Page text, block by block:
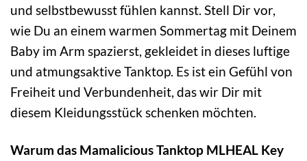
und selbstbewusst fühlen kannst. Stell Dir vor,
wie Du an einem warmen Sommertag mit Deinem
Baby im Arm spazierst, gekleidet in dieses luftige
und atmungsaktive Tanktop. Es ist ein Gefühl von
Freiheit und Verbundenheit, das wir Dir mit
diesem Kleidungsstück schenken möchten.
Warum das Mamalicious Tanktop MLHEAL Key